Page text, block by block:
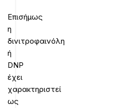
Επισήμως
η
δινιτροφαινόλη
ή
DNP
έχει
χαρακτηριστεί
ως